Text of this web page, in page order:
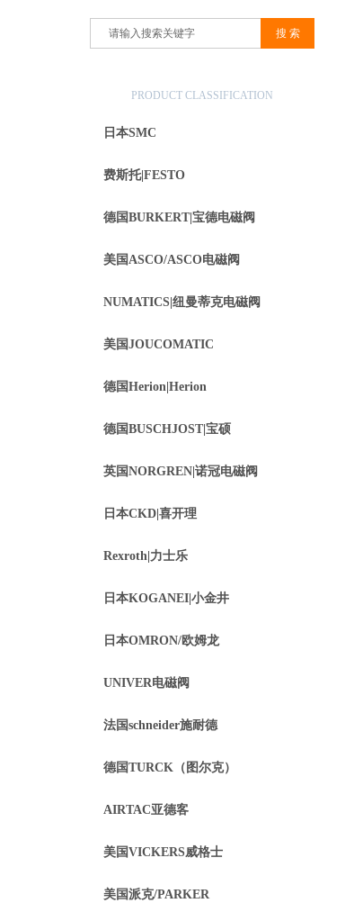
PRODUCT CLASSIFICATION
日本SMC
费斯托|FESTO
德国BURKERT|宝德电磁阀
美国ASCO/ASCO电磁阀
NUMATICS|纽曼蒂克电磁阀
美国JOUCOMATIC
德国Herion|Herion
德国BUSCHJOST|宝硕
英国NORGREN|诺冠电磁阀
日本CKD|喜开理
Rexroth|力士乐
日本KOGANEI|小金井
日本OMRON/欧姆龙
UNIVER电磁阀
法国schneider施耐德
德国TURCK（图尔克）
AIRTAC亚德客
美国VICKERS威格士
美国派克/PARKER